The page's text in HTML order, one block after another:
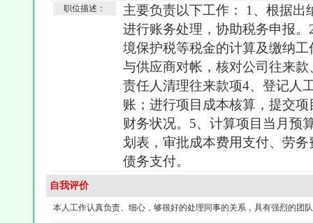
职位描述：
主要负责以下工作： 1、根据
进行账务处理，协助税务申报
境保护税等税金的计算及缴纳
与供应商对帐，核对公司往来
责任人清理往来款项4、登记人
账；进行项目成本核算，提交
财务状况。5、计算项目当月预
划表，审批成本费用支付、劳
债务支付。
自我评价
本人工作认真负责、细心，够很好的处理同事的关系，具有强烈的团